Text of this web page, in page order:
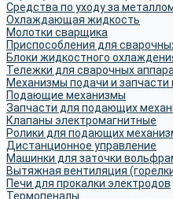
Средства по уходу за
Охлаждающая жидкость
Молотки сварщика
Приспособления для
Блоки жидкостного
Тележки для сварочных
Механизмы подачи и запчасти
Подающие механизмы
Запчасти для подающих
Клапаны электромагнитные
Ролики для подающих
Дистанционное управление
Машинки для заточки
Вытяжная вентиляция
Печи для прокалки электродов
Термопеналы